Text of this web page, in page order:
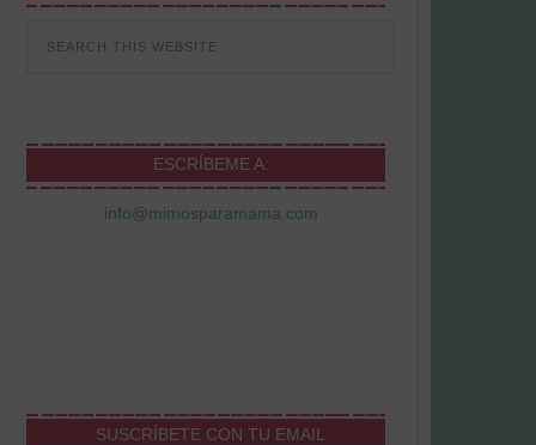
ESCRÍBEME A:
info@mimosparamama.com
SUSCRÍBETE CON TU EMAIL